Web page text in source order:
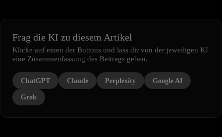
Frag die KI zu diesem Artikel
Klicke auf einen der Buttons und lass dir von der jeweiligen KI
eine Zusammenfassung des Beitrags geben.
ChatGPT Claude Perplexity Google AI
Grok